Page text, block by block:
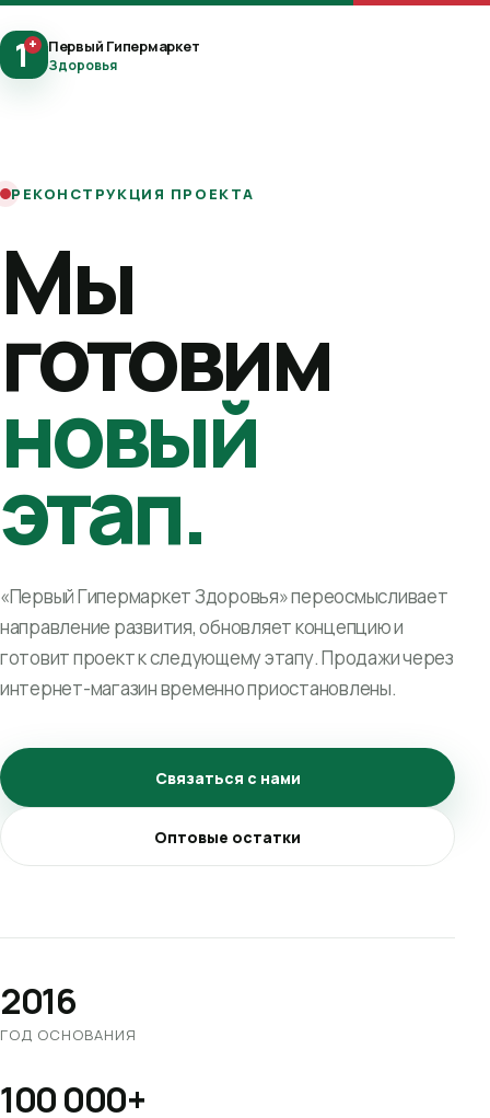
1+ Первый Гипермаркет
Здоровья
РЕКОНСТРУКЦИЯ ПРОЕКТА
Мы
готовим
новый
этап.
«Первый Гипермаркет Здоровья» переосмысливает
направление развития, обновляет концепцию и
готовит проект к следующему этапу. Продажи через
интернет-магазин временно приостановлены.
Связаться с нами
Оптовые остатки
2016
ГОД ОСНОВАНИЯ
100 000+